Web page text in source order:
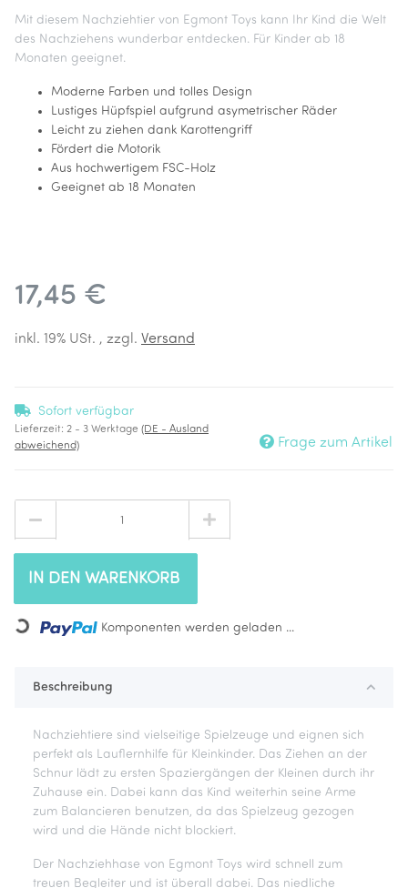
Mit diesem Nachziehtier von Egmont Toys kann Ihr Kind die Welt
des Nachziehens wunderbar entdecken. Für Kinder ab 18
Monaten geeignet.
Moderne Farben und tolles Design
Lustiges Hüpfspiel aufgrund asymetrischer Räder
Leicht zu ziehen dank Karottengriff
Fördert die Motorik
Aus hochwertigem FSC-Holz
Geeignet ab 18 Monaten
17,45 €
inkl. 19% USt. , zzgl. Versand
Sofort verfügbar
Lieferzeit: 2 - 3 Werktage (DE - Ausland
abweichend)
Frage zum Artikel
IN DEN WARENKORB
Loading... Komponenten werden geladen ...
Beschreibung
Nachziehtiere sind vielseitige Spielzeuge und eignen sich
perfekt als Lauflernhilfe für Kleinkinder. Das Ziehen an der
Schnur lädt zu ersten Spaziergängen der Kleinen durch ihr
Zuhause ein. Dabei kann das Kind weiterhin seine Arme
zum Balancieren benutzen, da das Spielzeug gezogen
wird und die Hände nicht blockiert.
Der Nachziehhase von Egmont Toys wird schnell zum
treuen Begleiter und ist überall dabei. Das niedliche